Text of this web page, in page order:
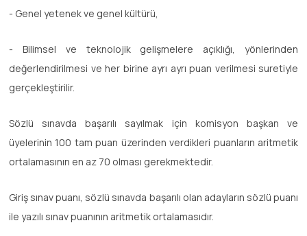
- Genel yetenek ve genel kültürü,
- Bilimsel ve teknolojik gelişmelere açıklığı, yönlerinden
değerlendirilmesi ve her birine ayrı ayrı puan verilmesi suretiyle
gerçekleştirilir.
Sözlü sınavda başarılı sayılmak için komisyon başkan ve
üyelerinin 100 tam puan üzerinden verdikleri puanların aritmetik
ortalamasının en az 70 olması gerekmektedir.
Giriş sınav puanı, sözlü sınavda başarılı olan adayların sözlü puanı
ile yazılı sınav puanının aritmetik ortalamasıdır.